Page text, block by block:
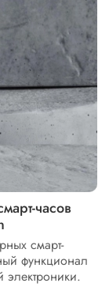
часов
смарт-
функционал
электроники.